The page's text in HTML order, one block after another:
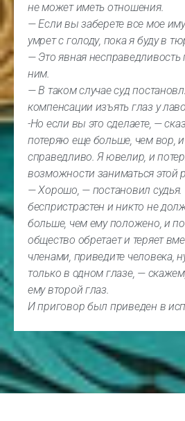
не может иметь отношения.
— Если вы заберете все мое
умрет с голоду, пока я буду в
— Это явная
ним.
— В таком случае суд
компенсации изъять глаз у
-Но если вы это сделаете, —
потеряю еще больше, чем вор, и
справедливо. Я ювелир, и
возможности заниматься этой
— Хорошо, — постановил
беспристрастен и никто не
больше, чем ему положено, и
общество обретает и теряет
членами, приведите человека,
только в одном глазе, —
ему второй глаз.
И приговор был приведен в